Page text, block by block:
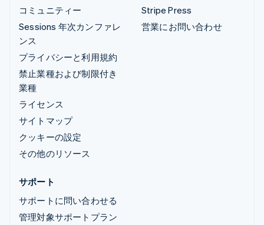
コミュニティー
Sessions 年次カンファレ
ンス
プライバシーと利用規約
禁止業種および制限付き
業種
ライセンス
サイトマップ
クッキーの設定
その他のリソース
Stripe Press
営業にお問い合わせ
サポート
サポートに問い合わせる
管理対象サポートプラン